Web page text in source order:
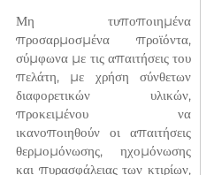
Μη τυποποιημένα
προσαρμοσμένα προϊόντα,
σύμφωνα με τις απαιτήσεις του
πελάτη, με χρήση σύνθετων
διαφορετικών υλικών,
προκειμένου να
ικανοποιηθούν οι απαιτήσεις
θερμομόνωσης, ηχομόνωσης
και πυρασφάλειας των κτιρίων,